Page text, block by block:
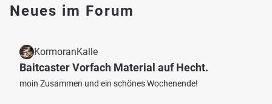
Neues im Forum
KormoranKalle
Baitcaster Vorfach Material auf Hecht.
moin Zusammen und ein schönes Wochenende!